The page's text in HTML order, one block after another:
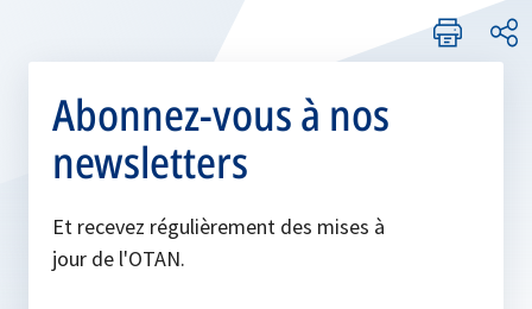
Abonnez-vous à nos
newsletters
Et recevez régulièrement des mises à
jour de l'OTAN.